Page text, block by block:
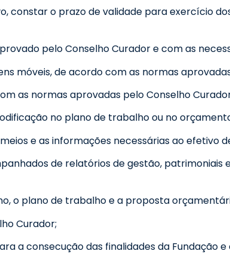
constar o prazo de validade para exercício
pelo Conselho Curador e com as
móveis, de acordo com as normas
as normas aprovadas pelo Conselho
no plano de trabalho ou no
e as informações necessárias ao efetivo
de relatórios de gestão,
o plano de trabalho e a proposta
Curador;
a consecução das finalidades da Fundação